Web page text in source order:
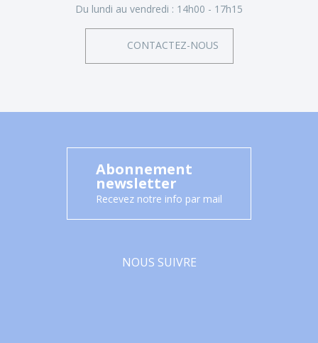
Du lundi au vendredi : 14h00 - 17h15
CONTACTEZ-NOUS
Abonnement
newsletter
Recevez notre info par mail
NOUS SUIVRE